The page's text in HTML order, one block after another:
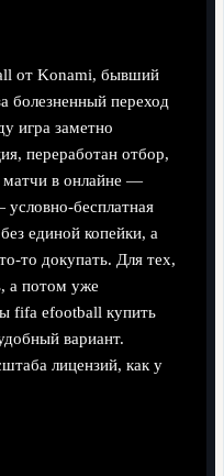
от Konami, бывший
болезненный переход
игра заметно
переработан отбор,
в онлайне —
условно-бесплатная
единой копейки, а
то докупать. Для тех,
а потом уже
fifa efootball купить
вариант.
лицензий, как у